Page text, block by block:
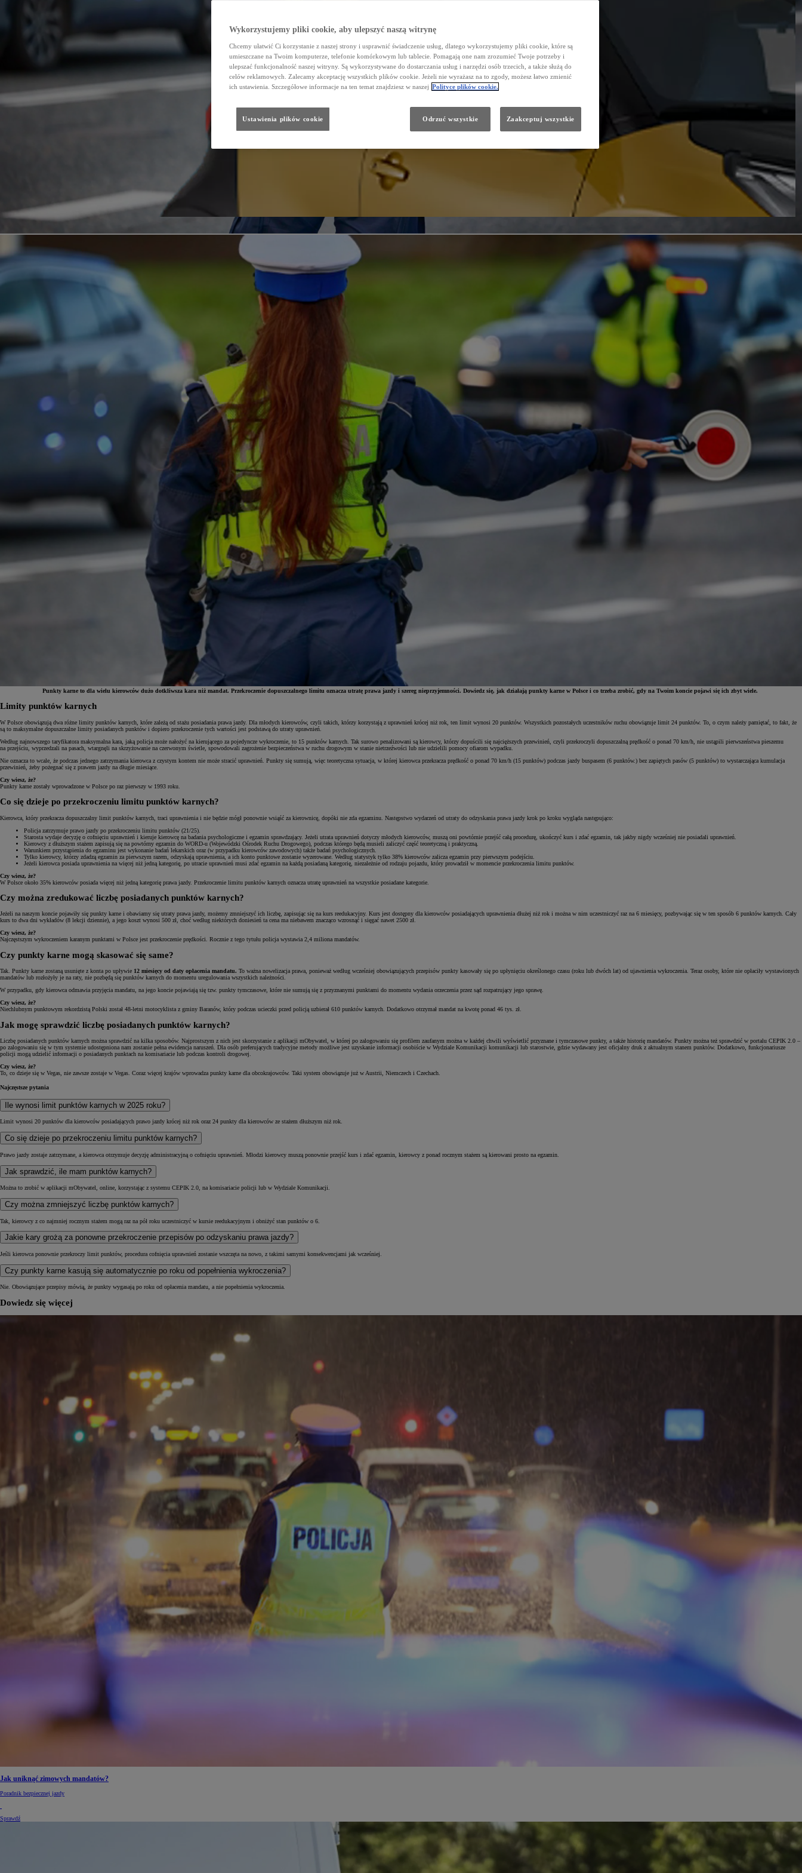
Od81 900 zł
Yaris Cross
HYBRID
Punkty karne to dla wielu kierowców dużo dotkliwsza kara niż mandat. Przekroczenie dopuszczalnego limitu oznacza utratę prawa jazdy i szereg nieprzyjemności. Dowiedz się, jak działają punkty karne w Polsce i co trzeba zrobić, gdy na Twoim koncie pojawi się ich zbyt wiele.
Limity punktów karnych
W Polsce obowiązują dwa różne limity punktów karnych, które zależą od stażu posiadania prawa jazdy. Dla młodych kierowców, czyli takich, którzy korzystają z uprawnień krócej niż rok, ten limit wynosi 20 punktów. Wszystkich pozostałych uczestników ruchu obowiązuje limit 24 punktów. To, o czym należy pamiętać, to fakt, że
są to maksymalne dopuszczalne limity posiadanych punktów i dopiero przekroczenie tych wartości jest podstawą do utraty uprawnień.
Według najnowszego taryfikatora maksymalna kara, jaką policja może nałożyć na kierującego za pojedyncze wykroczenie, to 15 punktów karnych. Tak surowo penalizowani są kierowcy, którzy dopuścili się najcięższych przewinień, czyli przekroczyli dopuszczalną prędkość o ponad 70 km/h, nie ustąpili pierwszeństwa pieszemu
na przejściu, wyprzedzali na pasach, wtargnęli na skrzyżowanie na czerwonym świetle, spowodowali zagrożenie bezpieczeństwa w ruchu drogowym w stanie nietrzeźwości lub nie udzielili pomocy ofiarom wypadku.
Nie oznacza to wcale, że podczas jednego zatrzymania kierowca z czystym kontem nie może stracić uprawnień. Punkty się sumują, więc teoretyczna sytuacja, w której kierowca przekracza prędkość o ponad 70 km/h (15 punktów) podczas jazdy buspasem (6 punktów.) bez zapiętych pasów (5 punktów) to wystarczająca kumulacja
przewinień, żeby pożegnać się z prawem jazdy na długie miesiące.
Czy wiesz, że?
Punkty karne zostały wprowadzone w Polsce po raz pierwszy w 1993 roku.
Co się dzieje po przekroczeniu limitu punktów karnych?
Kierowca, który przekracza dopuszczalny limit punktów karnych, traci uprawnienia i nie będzie mógł ponownie wsiąść za kierownicę, dopóki nie zda egzaminu. Następstwo wydarzeń od utraty do odzyskania prawa jazdy krok po kroku wygląda następująco:
Policja zatrzymuje prawo jazdy po przekroczeniu limitu punktów (21/25).
Starosta wydaje decyzję o cofnięciu uprawnień i kieruje kierowcę na badania psychologiczne i egzamin sprawdzający. Jeżeli utrata uprawnień dotyczy młodych kierowców, muszą oni powtórnie przejść całą procedurę, ukończyć kurs i zdać egzamin, tak jakby nigdy wcześniej nie posiadali uprawnień.
Kierowcy z dłuższym stażem zapisują się na powtórny egzamin do WORD-u (Wojewódzki Ośrodek Ruchu Drogowego), podczas którego będą musieli zaliczyć część teoretyczną i praktyczną.
Warunkiem przystąpienia do egzaminu jest wykonanie badań lekarskich oraz (w przypadku kierowców zawodowych) także badań psychologicznych.
Tylko kierowcy, którzy zdadzą egzamin za pierwszym razem, odzyskają uprawnienia, a ich konto punktowe zostanie wyzerowane. Według statystyk tylko 38% kierowców zalicza egzamin przy pierwszym podejściu.
Jeżeli kierowca posiada uprawnienia na więcej niż jedną kategorię, po utracie uprawnień musi zdać egzamin na każdą posiadaną kategorię, niezależnie od rodzaju pojazdu, który prowadził w momencie przekroczenia limitu punktów.
Czy wiesz, że?
W Polsce około 35% kierowców posiada więcej niż jedną kategorię prawa jazdy. Przekroczenie limitu punktów karnych oznacza utratę uprawnień na wszystkie posiadane kategorie.
Czy można zredukować liczbę posiadanych punktów karnych?
Jeżeli na naszym koncie pojawiły się punkty karne i obawiamy się utraty prawa jazdy, możemy zmniejszyć ich liczbę, zapisując się na kurs reedukacyjny. Kurs jest dostępny dla kierowców posiadających uprawnienia dłużej niż rok i można w nim uczestniczyć raz na 6 miesięcy, pozbywając się w ten sposób 6 punktów karnych. Cały
kurs to dwa dni wykładów (8 lekcji dziennie), a jego koszt wynosi 500 zł, choć według niektórych doniesień ta cena ma niebawem znacząco wzrosnąć i sięgać nawet 2500 zł.
Czy wiesz, że?
Najczęstszym wykroczeniem karanym punktami w Polsce jest przekroczenie prędkości. Rocznie z tego tytułu policja wystawia 2,4 miliona mandatów.
Czy punkty karne mogą skasować się same?
Tak. Punkty karne zostaną usunięte z konta po upływie 12 miesięcy od daty opłacenia mandatu. To ważna nowelizacja prawa, ponieważ według wcześniej obowiązujących przepisów punkty kasowały się po upłynięciu określonego czasu (roku lub dwóch lat) od ujawnienia wykroczenia. Teraz osoby, które nie opłaciły wystawionych
mandatów lub rozłożyły je na raty, nie pozbędą się punktów karnych do momentu uregulowania wszystkich należności.
W przypadku, gdy kierowca odmawia przyjęcia mandatu, na jego koncie pojawiają się tzw. punkty tymczasowe, które nie sumują się z przyznanymi punktami do momentu wydania orzeczenia przez sąd rozpatrujący jego sprawę.
Czy wiesz, że?
Niechlubnym punktowym rekordzistą Polski został 48-letni motocyklista z gminy Baranów, który podczas ucieczki przed policją uzbierał 610 punktów karnych. Dodatkowo otrzymał mandat na kwotę ponad 46 tys. zł.
Jak mogę sprawdzić liczbę posiadanych punktów karnych?
Liczbę posiadanych punktów karnych można sprawdzić na kilka sposobów. Najprostszym z nich jest skorzystanie z aplikacji mObywatel, w której po zalogowaniu się profilem zaufanym można w każdej chwili wyświetlić przyznane i tymczasowe punkty, a także historię mandatów. Punkty można też sprawdzić w portalu CEPIK 2.0 –
po zalogowaniu się w tym systemie udostępniona nam zostanie pełna ewidencja naruszeń. Dla osób preferujących tradycyjne metody możliwe jest uzyskanie informacji osobiście w Wydziale Komunikacji komunikacji lub starostwie, gdzie wydawany jest oficjalny druk z aktualnym stanem punktów. Dodatkowo, funkcjonariusze
policji mogą udzielić informacji o posiadanych punktach na komisariacie lub podczas kontroli drogowej.
Czy wiesz, że?
To, co dzieje się w Vegas, nie zawsze zostaje w Vegas. Coraz więcej krajów wprowadza punkty karne dla obcokrajowców. Taki system obowiązuje już w Austrii, Niemczech i Czechach.
Najczęstsze pytania
Ile wynosi limit punktów karnych w 2025 roku?
Limit wynosi 20 punktów dla kierowców posiadających prawo jazdy krócej niż rok oraz 24 punkty dla kierowców ze stażem dłuższym niż rok.
Co się dzieje po przekroczeniu limitu punktów karnych?
Prawo jazdy zostaje zatrzymane, a kierowca otrzymuje decyzję administracyjną o cofnięciu uprawnień. Młodzi kierowcy muszą ponownie przejść kurs i zdać egzamin, kierowcy z ponad rocznym stażem są kierowani prosto na egzamin.
Jak sprawdzić, ile mam punktów karnych?
Można to zrobić w aplikacji mObywatel, online, korzystając z systemu CEPIK 2.0, na komisariacie policji lub w Wydziale Komunikacji.
Czy można zmniejszyć liczbę punktów karnych?
Tak, kierowcy z co najmniej rocznym stażem mogą raz na pół roku uczestniczyć w kursie reedukacyjnym i obniżyć stan punktów o 6.
Jakie kary grożą za ponowne przekroczenie przepisów po odzyskaniu prawa jazdy?
Jeśli kierowca ponownie przekroczy limit punktów, procedura cofnięcia uprawnień zostanie wszczęta na nowo, z takimi samymi konsekwencjami jak wcześniej.
Czy punkty karne kasują się automatycznie po roku od popełnienia wykroczenia?
Nie. Obowiązujące przepisy mówią, że punkty wygasają po roku od opłacenia mandatu, a nie popełnienia wykroczenia.
Dowiedz się więcej
Jak uniknąć zimowych mandatów?
Poradnik bezpiecznej jazdy
Sprawdź
Wykorzystujemy pliki cookie, aby ulepszyć naszą witrynę
Chcemy ułatwić Ci korzystanie z naszej strony i usprawnić świadczenie usług, dlatego wykorzystujemy pliki cookie, które są
umieszczane na Twoim komputerze, telefonie komórkowym lub tablecie. Pomagają one nam zrozumieć Twoje potrzeby i
ulepszać funkcjonalność naszej witryny. Są wykorzystywane do dostarczania usług i narzędzi osób trzecich, a także służą do
celów reklamowych. Zalecamy akceptację wszystkich plików cookie. Jeżeli nie wyrażasz na to zgody, możesz łatwo zmienić
ich ustawienia. Szczegółowe informacje na ten temat znajdziesz w naszej Polityce plików cookie.
Ustawienia plików cookie Odrzuć wszystkie Zaakceptuj wszystkie